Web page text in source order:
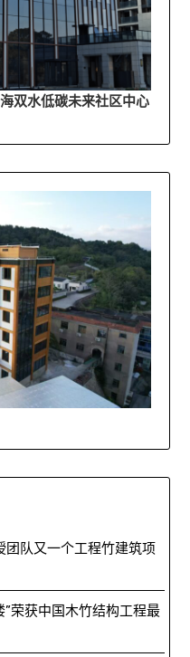
双水低碳未来社区中心
队又一个工程竹建筑项
荣获中国木竹结构工程最